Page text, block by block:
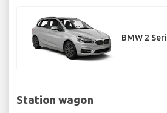
BMW 2
Station wagon